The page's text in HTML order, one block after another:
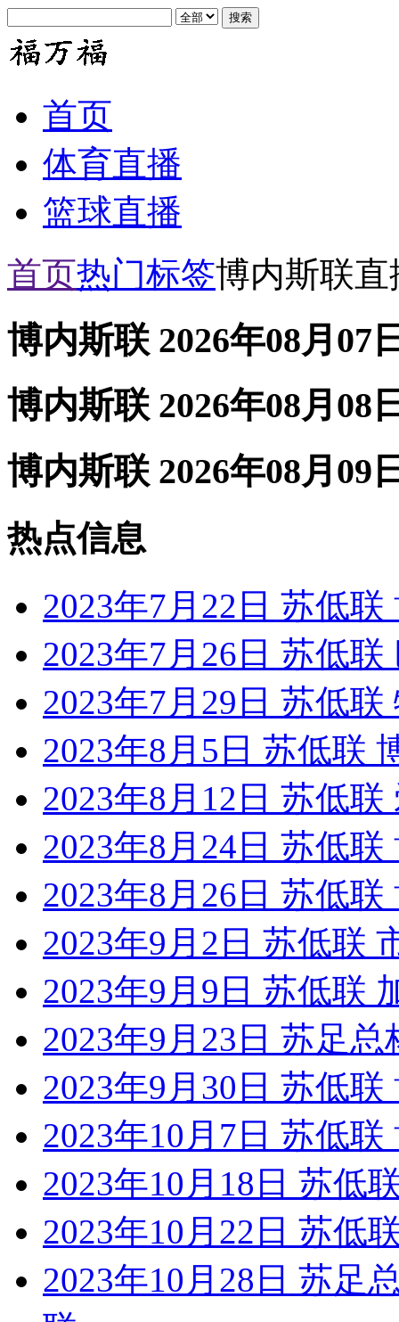
首页
体育直播
篮球直播
首页热门标签博内斯联直
博内斯联 2026年08月07
博内斯联 2026年08月08
博内斯联 2026年08月09
热点信息
2023年7月22日 苏低
2023年7月26日 苏低
2023年7月29日 苏低
2023年8月5日 苏低联
2023年8月12日 苏低
2023年8月24日 苏低
2023年8月26日 苏低
2023年9月2日 苏低联
2023年9月9日 苏低联
2023年9月23日 苏足
2023年9月30日 苏低
2023年10月7日 苏低
2023年10月18日 苏低
2023年10月22日 苏低
2023年10月28日 苏足